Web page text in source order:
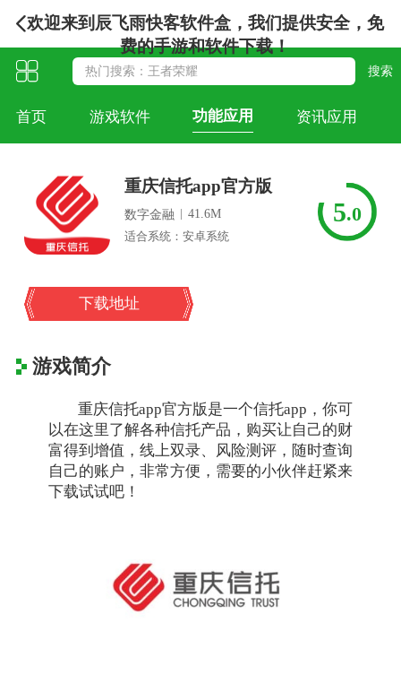
欢迎来到辰飞雨快客软件盒，我们提供安全，免
费的手游和软件下载！
首页 游戏软件 功能应用 资讯应用
重庆信托app官方版
数字金融 |41.6M
适合系统：安卓系统
5.0
下载地址
游戏简介
重庆信托app官方版是一个信托app，你可
以在这里了解各种信托产品，购买让自己的财
富得到增值，线上双录、风险测评，随时查询
自己的账户，非常方便，需要的小伙伴赶紧来
下载试试吧！